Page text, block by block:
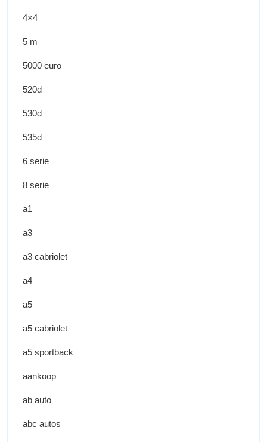
4×4
5 m
5000 euro
520d
530d
535d
6 serie
8 serie
a1
a3
a3 cabriolet
a4
a5
a5 cabriolet
a5 sportback
aankoop
ab auto
abc autos